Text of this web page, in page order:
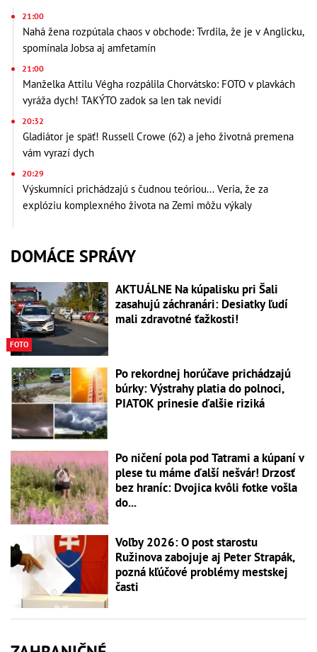
21:00
Nahá žena rozpútala chaos v obchode: Tvrdila, že je v Anglicku,
spomínala Jobsa aj amfetamín
21:00
Manželka Attilu Végha rozpálila Chorvátsko: FOTO v plavkách
vyráža dych! TAKÝTO zadok sa len tak nevidí
20:32
Gladiátor je späť! Russell Crowe (62) a jeho životná premena
vám vyrazí dych
20:29
Výskumníci prichádzajú s čudnou teóriou... Veria, že za
explóziu komplexného života na Zemi môžu výkaly
DOMÁCE SPRÁVY
FOTO
AKTUÁLNE Na kúpalisku pri Šali
zasahujú záchranári: Desiatky ľudí
mali zdravotné ťažkosti!
Po rekordnej horúčave prichádzajú
búrky: Výstrahy platia do polnoci,
PIATOK prinesie ďalšie riziká
Po ničení pola pod Tatrami a kúpaní v
plese tu máme ďalší nešvár! Drzosť
bez hraníc: Dvojica kvôli fotke vošla
do...
Voľby 2026: O post starostu
Ružinova zabojuje aj Peter Strapák,
pozná kľúčové problémy mestskej
časti